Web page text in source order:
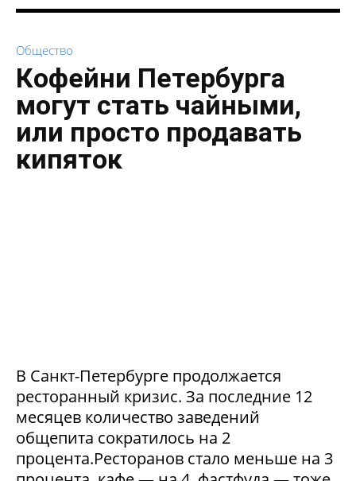
Общество
Кофейни Петербурга
могут стать чайными,
или просто продавать
кипяток
В Санкт-Петербурге продолжается
ресторанный кризис. За последние 12
месяцев количество заведений
общепита сократилось на 2
процента.Ресторанов стало меньше на 3